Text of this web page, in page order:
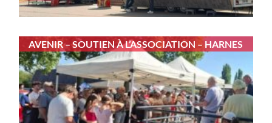
AVENIR – SOUTIEN À L’ASSOCIATION – HARNES